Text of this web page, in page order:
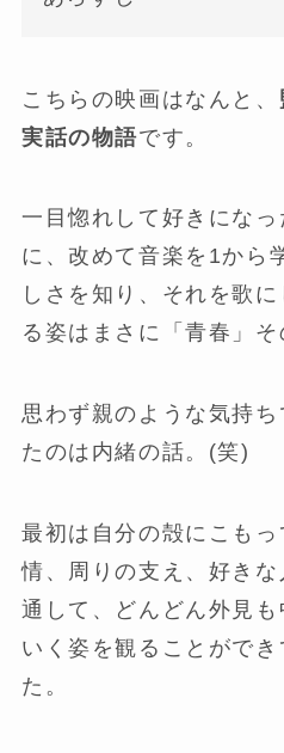
こちらの映画はなんと、
実話の物語です。
一目惚れして好きにな
に、改めて音楽を1から
しさを知り、それを歌
る姿はまさに「青春」そ
思わず親のような気持
たのは内緒の話。(笑)
最初は自分の殻にこも
情、周りの支え、好き
通して、どんどん外見
いく姿を観ることがで
た。